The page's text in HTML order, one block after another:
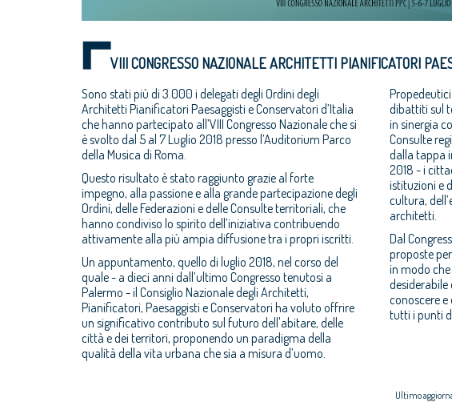
VIII CONGRESSO NAZIONALE ARCHITETTI PIANIFICATORI
Sono stati più di 3.000 i delegati degli Ordini degli
Architetti Pianificatori Paesaggisti e Conservatori d’Italia
che hanno partecipato all’VIII Congresso Nazionale che si
è svolto dal 5 al 7 Luglio 2018 presso l’Auditorium Parco
della Musica di Roma.
Questo risultato è stato raggiunto grazie al forte
impegno, alla passione e alla grande partecipazione degli
Ordini, delle Federazioni e delle Consulte territoriali, che
hanno condiviso lo spirito dell’iniziativa contribuendo
attivamente alla più ampia diffusione tra i propri iscritti.
Un appuntamento, quello di luglio 2018, nel corso del
quale - a dieci anni dall’ultimo Congresso tenutosi a
Palermo - il Consiglio Nazionale degli Architetti,
Pianificatori, Paesaggisti e Conservatori ha voluto offrire
un significativo contributo sul futuro dell'abitare, delle
città e dei territori, proponendo un paradigma della
qualità della vita urbana che sia a misura d’uomo.
dibattiti sul
in sinergia
Consulte
dalla tappa
2018 - i
istituzioni e
cultura,
architetti.
Dal
proposte
in modo
conoscere
tutti i punti
Ultimo